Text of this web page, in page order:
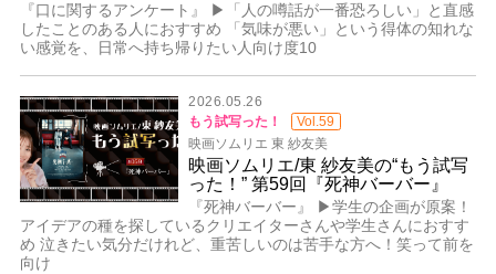
『口に関するアンケート』 ▶「人の噂話が一番恐ろしい」と直感
したことのある人におすすめ 「気味が悪い」という得体の知れな
い感覚を、日常へ持ち帰りたい人向け度10
2026.05.26
もう試写った！
Vol.59
映画ソムリエ 東 紗友美
映画ソムリエ/東 紗友美の“もう試写
った！” 第59回『死神バーバー』
『死神バーバー』 ▶学生の企画が原案！
アイデアの種を探しているクリエイターさんや学生さんにおすす
め 泣きたい気分だけれど、重苦しいのは苦手な方へ！笑って前を
向け